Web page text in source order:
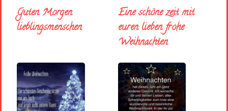
Guten Morgen
lieblingsmenschen
Eine schöne zeit mit
euren lieben frohe
Weihnachten